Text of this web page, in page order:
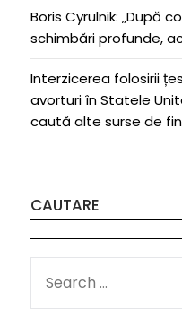
Boris Cyrulnik: „După
schimbări profunde,
Interzicerea folosirii
avorturi în Statele
caută alte surse de
CAUTARE
FOR: